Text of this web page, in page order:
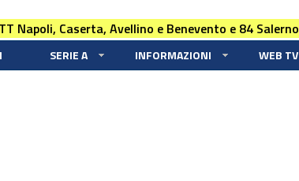
Napoli, Caserta, Avellino e Benevento e 84 Salerno
SERIE A INFORMAZIONI WEB TV